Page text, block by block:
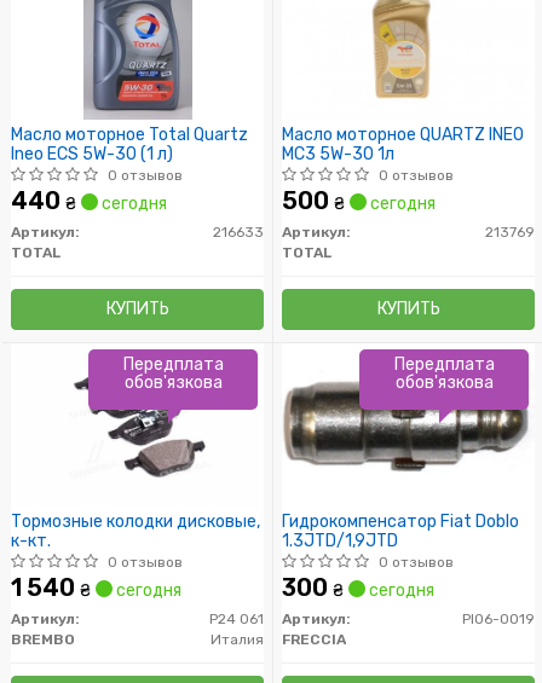
Масло моторное Total Quartz
Ineo ECS 5W-30 (1 л)
0 отзывов
440 ₴ сегодня
Артикул:
216633
TOTAL
КУПИТЬ
Масло моторное QUARTZ INEO
MC3 5W-30 1л
0 отзывов
500 ₴ сегодня
Артикул:
213769
TOTAL
КУПИТЬ
Тормозные колодки дисковые,
к-кт.
0 отзывов
1 540 ₴ сегодня
Артикул:
P24 061
BREMBO
Италия
Передплата
обов'язкова
Гидрокомпенсатор Fiat Doblo
1.3JTD/1,9JTD
0 отзывов
300 ₴ сегодня
Артикул:
PI06-0019
FRECCIA
Передплата
обов'язкова